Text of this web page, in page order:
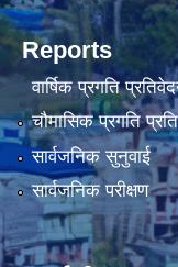
Reports
वार्षिक प्रगति
चौमासिक प्रगति
सार्वजनिक सुनुवाई
सार्वजनिक परीक्षण